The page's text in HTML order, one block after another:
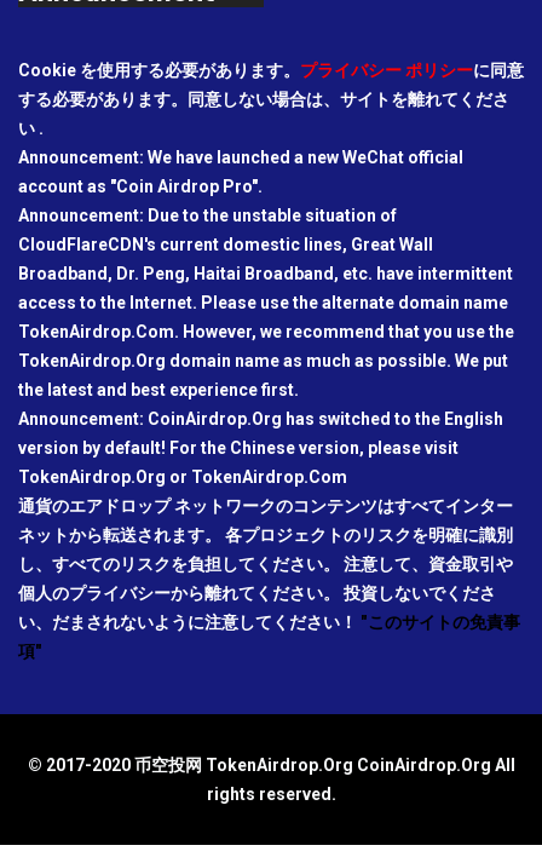
Cookie を使用する必要があります。 プライバシー ポリシーに同意
する必要があります。同意しない場合は、サイトを離れてくださ
い .
Announcement: We have launched a new WeChat official
account as "Coin Airdrop Pro".
Announcement: Due to the unstable situation of
CloudFlareCDN's current domestic lines, Great Wall
Broadband, Dr. Peng, Haitai Broadband, etc. have intermittent
access to the Internet. Please use the alternate domain name
TokenAirdrop.Com. However, we recommend that you use the
TokenAirdrop.Org domain name as much as possible. We put
the latest and best experience first.
Announcement: CoinAirdrop.Org has switched to the English
version by default! For the Chinese version, please visit
TokenAirdrop.Org or TokenAirdrop.Com
通貨のエアドロップ ネットワークのコンテンツはすべてインター
ネットから転送されます。 各プロジェクトのリスクを明確に識別
し、すべてのリスクを負担してください。 注意して、資金取引や
個人のプライバシーから離れてください。 投資しないでくださ
い、だまされないように注意してください！ "このサイトの免責事
項"
© 2017-2020 币空投网 TokenAirdrop.Org CoinAirdrop.Org All
rights reserved.